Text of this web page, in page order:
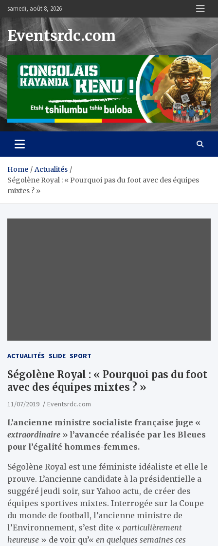
content
samedi, août 8, 2026
Eventsrdc.com
Home
Actualités
Ségolène Royal : « Pourquoi pas du foot avec des équipes
mixtes ? »
ACTUALITÉS SLIDE SPORT
Ségolène Royal : « Pourquoi pas du foot
avec des équipes mixtes ? »
11/07/2019 Eventsrdc.com
L’ancienne ministre socialiste française juge «
extraordinaire » l’avancée réalisée par les Bleues
pour l’égalité hommes-femmes.
Ségolène Royal est une féministe idéaliste et elle le
prouve. L’ancienne candidate à la présidentielle a
suggéré jeudi soir, sur Yahoo actu, de créer des
équipes sportives mixtes. Interrogée sur la Coupe
du monde de football, l’ancienne ministre de
l’Environnement, s’est dite « particulièrement
heureuse » de voir qu’« en quelques semaines ces